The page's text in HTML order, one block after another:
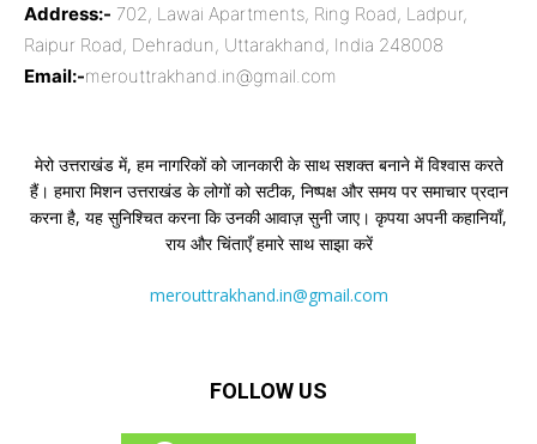
Address:- 702, Lawai Apartments, Ring Road, Ladpur,
Raipur Road, Dehradun, Uttarakhand, India 248008
Email:-merouttrakhand.in@gmail.com
मेरो उत्तराखंड में, हम नागरिकों को जानकारी के साथ सशक्त बनाने में विश्वास करते
हैं। हमारा मिशन उत्तराखंड के लोगों को सटीक, निष्पक्ष और समय पर समाचार प्रदान
करना है, यह सुनिश्चित करना कि उनकी आवाज़ सुनी जाए। कृपया अपनी कहानियाँ,
राय और चिंताएँ हमारे साथ साझा करें
merouttrakhand.in@gmail.com
FOLLOW US